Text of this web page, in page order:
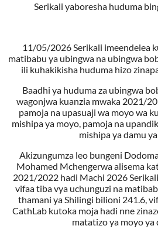
Serikali yaboresha huduma
11/05/2026 Serikali imeendelea
matibabu ya ubingwa na ubingwa
ili kuhakikisha huduma hizo
Baadhi ya huduma za ubingwa
wagonjwa kuanzia mwaka 2021/
pamoja na upasuaji wa moyo wa
mishipa ya moyo, pamoja na
mishipa ya damu
Akizungumza leo bungeni
Mohamed Mchengerwa alisema
2021/2022 hadi Machi 2026
vifaa tiba vya uchunguzi na
thamani ya Shilingi bilioni 241.6,
CathLab kutoka moja hadi nne
matatizo ya moyo ya